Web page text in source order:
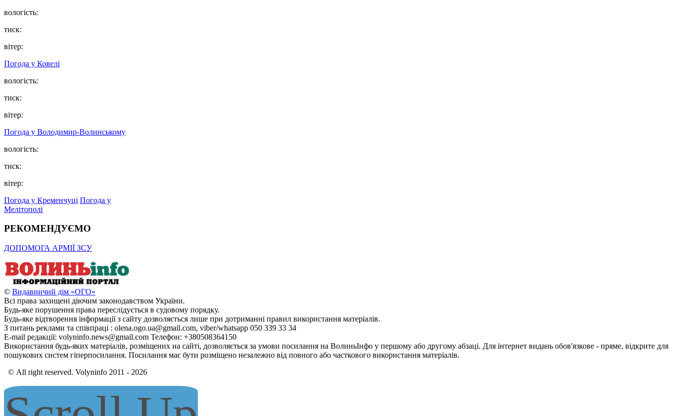
вологість:
тиск:
вітер:
Погода у Ковелі
вологість:
тиск:
вітер:
Погода у Володимир-Волинському
вологість:
тиск:
вітер:
Погода у Кременчуці Погода у
Мелітополі
РЕКОМЕНДУЄМО
ДОПОМОГА АРМІЇ ЗСУ
© Видавничий дім «ОГО»
Всі права захищені діючим законодавством України.
Будь-яке порушення права переслідується в судовому порядку.
Будь-яке відтворення інформації з сайту дозволяється лише при дотриманні правил використання матеріалів.
З питань реклами та співпраці : olena.ogo.ua@gmail.com, viber/whatsapp 050 339 33 34
E-mail редакції: volyninfo.news@gmail.com Телефон: +380508364150
Використання будь-яких матеріалів, розміщених на сайті, дозволяється за умови посилання на ВолиньІнфо у першому або другому абзаці. Для інтернет видань обов'язкове - пряме, відкрите для
пошукових систем гіперпосилання. Посилання має бути розміщено незалежно від повного або часткового використання матеріалів.
© All right reserved. Volyninfo 2011 - 2026